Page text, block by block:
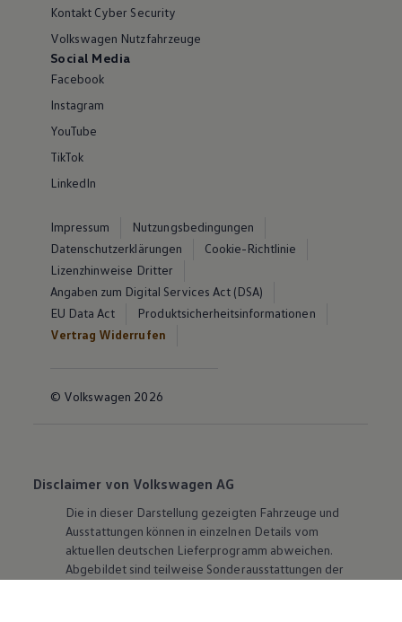
Kontakt Cyber Security
Volkswagen Nutzfahrzeuge
Social Media
Facebook
Instagram
YouTube
TikTok
LinkedIn
Impressum
Nutzungsbedingungen
Datenschutzerklärungen
Cookie-Richtlinie
Lizenzhinweise Dritter
Angaben zum Digital Services Act (DSA)
EU Data Act
Produktsicherheitsinformationen
Vertrag Widerrufen
© Volkswagen 2026
Disclaimer von Volkswagen AG
Die in dieser Darstellung gezeigten Fahrzeuge und
Ausstattungen können in einzelnen Details vom
aktuellen deutschen Lieferprogramm abweichen.
Abgebildet sind teilweise Sonderausstattungen der